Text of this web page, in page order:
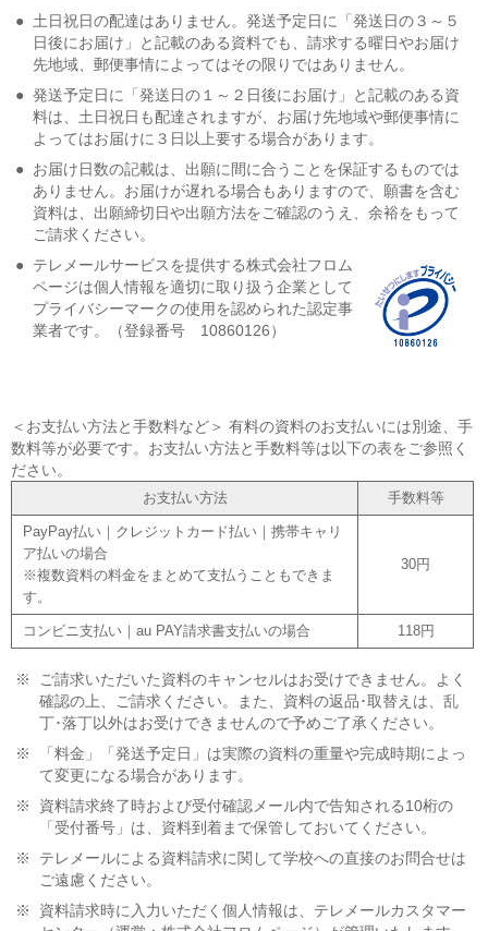
● 土日祝日の配達はありません。発送予定日に「発送日の３～５
日後にお届け」と記載のある資料でも、請求する曜日やお届け
先地域、郵便事情によってはその限りではありません。
● 発送予定日に「発送日の１～２日後にお届け」と記載のある資
料は、土日祝日も配達されますが、お届け先地域や郵便事情に
よってはお届けに３日以上要する場合があります。
● お届け日数の記載は、出願に間に合うことを保証するものでは
ありません。お届けが遅れる場合もありますので、願書を含む
資料は、出願締切日や出願方法をご確認のうえ、余裕をもって
ご請求ください。
● テレメールサービスを提供する株式会社フロム
ページは個人情報を適切に取り扱う企業として
プライバシーマークの使用を認められた認定事
業者です。（登録番号 10860126）
＜お支払い方法と手数料など＞ 有料の資料のお支払いには別途、手
数料等が必要です。お支払い方法と手数料等は以下の表をご参照く
ださい。
お支払い方法 手数料等
PayPay払い｜クレジットカード払い｜携帯キャリ
ア払いの場合
※複数資料の料金をまとめて支払うこともできま
す。
30円
コンビニ支払い｜au PAY請求書支払いの場合 118円
※
ご請求いただいた資料のキャンセルはお受けできません。よく
確認の上、ご請求ください。また、資料の返品･取替えは、乱
丁･落丁以外はお受けできませんので予めご了承ください。
※
「料金」「発送予定日」は実際の資料の重量や完成時期によっ
て変更になる場合があります。
※
資料請求終了時および受付確認メール内で告知される10桁の
「受付番号」は、資料到着まで保管しておいてください。
※
テレメールによる資料請求に関して学校への直接のお問合せは
ご遠慮ください。
※
資料請求時に入力いただく個人情報は、テレメールカスタマー